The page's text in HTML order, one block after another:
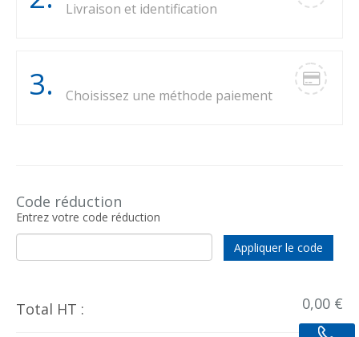
Livraison et identification
3. Choisissez une méthode paiement
Code réduction
Entrez votre code réduction
Appliquer le code
Total HT : 0,00 €